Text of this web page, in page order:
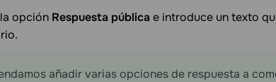
opción Respuesta pública e introduce un texto
añadir varias opciones de respuesta a